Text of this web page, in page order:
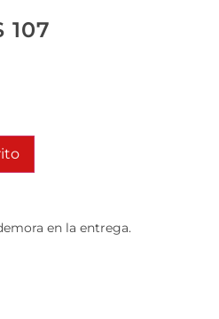
107
en la entrega.